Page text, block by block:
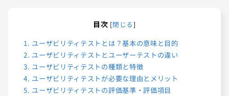
目次 [閉じる]
1. ユーザビリティテストとは？基本の意味と目的
2. ユーザビリティテストとユーザーテストの違い
3. ユーザビリティテストの種類と特徴
4. ユーザビリティテストが必要な理由とメリット
5. ユーザビリティテストの評価基準・評価項目